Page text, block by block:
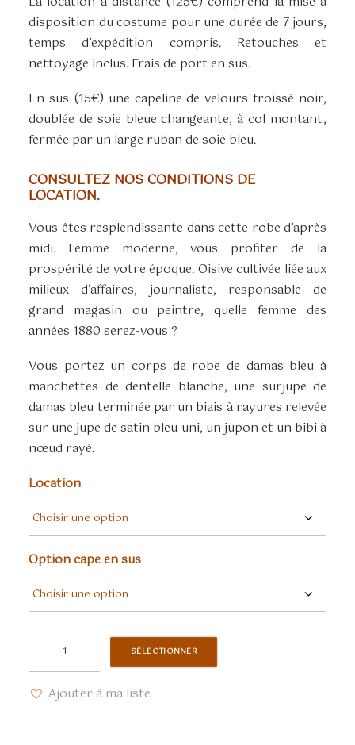
disposition du costume pour une durée de 7 jours,
temps d’expédition compris. Retouches et
nettoyage inclus. Frais de port en sus.
En sus (15€) une capeline de velours froissé noir,
doublée de soie bleue changeante, à col montant,
fermée par un large ruban de soie bleu.
CONSULTEZ NOS CONDITIONS DE
LOCATION.
Vous êtes resplendissante dans cette robe d’après
midi. Femme moderne, vous profiter de la
prospérité de votre époque. Oisive cultivée liée aux
milieux d’affaires, journaliste, responsable de
grand magasin ou peintre, quelle femme des
années 1880 serez-vous ?
Vous portez un corps de robe de damas bleu à
manchettes de dentelle blanche, une surjupe de
damas bleu terminée par un biais à rayures relevée
sur une jupe de satin bleu uni, un jupon et un bibi à
nœud rayé.
Location
Option cape en sus
1880
SÉLECTIONNER
Ajouter à ma liste